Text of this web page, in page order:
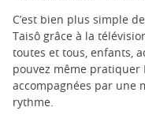
C’est bien plus simple
Taisô grâce à la
toutes et tous, enfants,
pouvez même pratiquer
accompagnées par une
rythme.